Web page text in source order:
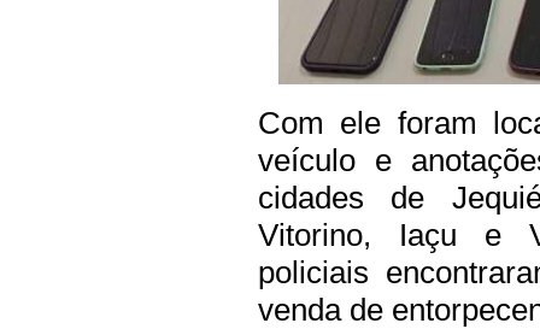
Com ele foram
veículo e
cidades de
Vitorino, Iaçu e
policiais
venda de